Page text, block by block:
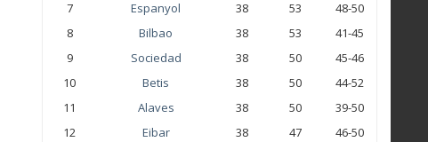
7
Espanyol 38 53
48-50
8
Bilbao 38 53
41-45
9
Sociedad 38 50
45-46
10
Betis 38 50
44-52
11
Alaves 38 50
39-50
12
Eibar 38 47
46-50